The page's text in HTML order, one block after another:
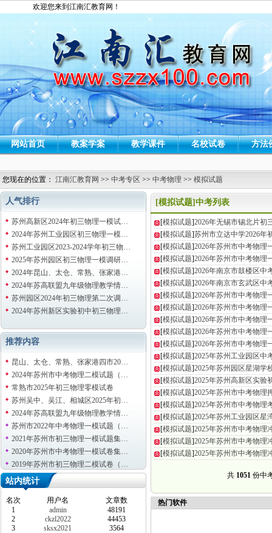
欢迎您来到江南汇教育网！
网站首页 教案学案 教学课件 名校试卷 方法
您现在的位置： 江南汇教育网 >> 中考专区 >> 中考物理 >> 模拟试题
人气排行
苏州高新区2024年初三物理一模试…
2024年苏州工业园区初三物理一模…
苏州工业园区2023-2024学年初三物…
2025年苏州园区初三物理一模调研…
2024年昆山、太仓、常熟、张家港…
2024年苏高联盟九年级物理教学情…
苏州园区2024年初三物理第二次调…
2024年苏州新区实验初中初三物理…
推荐内容
昆山、太仓、常熟、张家港四市20…
2024年苏州市中考物理二模试题（…
常熟市2025年初三物理零模试卷
苏州吴中、吴江、相城区2025年初…
2024年苏高联盟九年级物理教学情…
苏州市2022年中考物理一模试题（…
2021年苏州市初三物理一模试题集…
2020年苏州市中考物理一模试卷集…
2019年苏州市初三物理二模试卷（…
站内统计
名次 用户名
文章数
1
admin
48191
2
ckzl2022
44453
3
sksx2021
3564
[模拟试题]中考列表
[模拟试题]2026年无锡市锡北片初
[模拟试题]苏州市立达中学2026年
[模拟试题]2026年苏州市中考物理
[模拟试题]2026年苏州市中考物理
[模拟试题]2026年南京市鼓楼区
[模拟试题]2026年南京市玄武区
[模拟试题]2026年苏州市中考物理
[模拟试题]2026年苏州市中考物理
[模拟试题]2026年苏州市中考物理
[模拟试题]2026年苏州市中考物理
[模拟试题]2026年苏州市中考物理
[模拟试题]2025年苏州工业园区
[模拟试题]2025年苏州园区星湖
[模拟试题]2025年苏州高新区实
[模拟试题]2025年苏州市中考物理
[模拟试题]2025年苏州市中考物
[模拟试题]2025年苏州工业园区
[模拟试题]2025年苏州市中考物理
[模拟试题]2025年苏州市中考物理
[模拟试题]2025年苏州市中考物理
共 1051份中
热门软件